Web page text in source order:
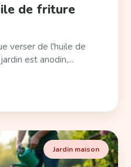
de friture
verser de l'huile de
est anodin,...
Jardin maison